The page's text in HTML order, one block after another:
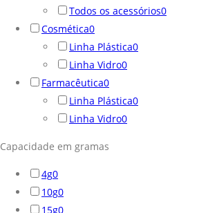
Todos os acessórios0
Cosmética0
Linha Plástica0
Linha Vidro0
Farmacêutica0
Linha Plástica0
Linha Vidro0
Capacidade em gramas
4g0
10g0
15g0